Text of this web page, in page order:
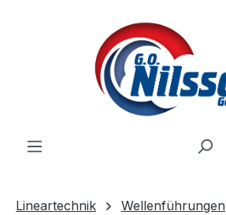
Zum Hauptinhalt springen
Lineartechnik
Wellenführungen